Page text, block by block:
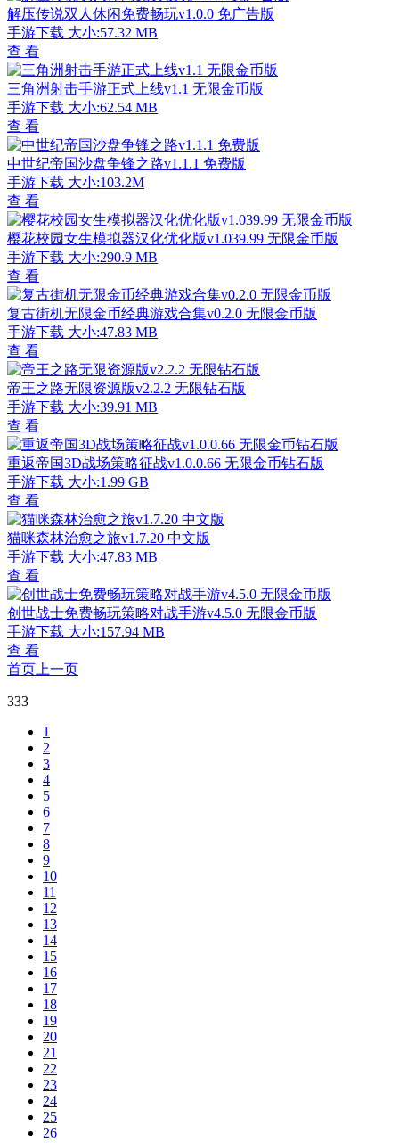
解压传说双人休闲免费畅玩v1.0.0 免广告版
手游下载 大小:57.32 MB
查 看
三角洲射击手游正式上线v1.1 无限金币版
手游下载 大小:62.54 MB
查 看
中世纪帝国沙盘争锋之路v1.1.1 免费版
手游下载 大小:103.2M
查 看
樱花校园女生模拟器汉化优化版v1.039.99 无限金币版
手游下载 大小:290.9 MB
查 看
复古街机无限金币经典游戏合集v0.2.0 无限金币版
手游下载 大小:47.83 MB
查 看
帝王之路无限资源版v2.2.2 无限钻石版
手游下载 大小:39.91 MB
查 看
重返帝国3D战场策略征战v1.0.0.66 无限金币钻石版
手游下载 大小:1.99 GB
查 看
猫咪森林治愈之旅v1.7.20 中文版
手游下载 大小:47.83 MB
查 看
创世战士免费畅玩策略对战手游v4.5.0 无限金币版
手游下载 大小:157.94 MB
查 看
首页 上一页
333
1
2
3
4
5
6
7
8
9
10
11
12
13
14
15
16
17
18
19
20
21
22
23
24
25
26